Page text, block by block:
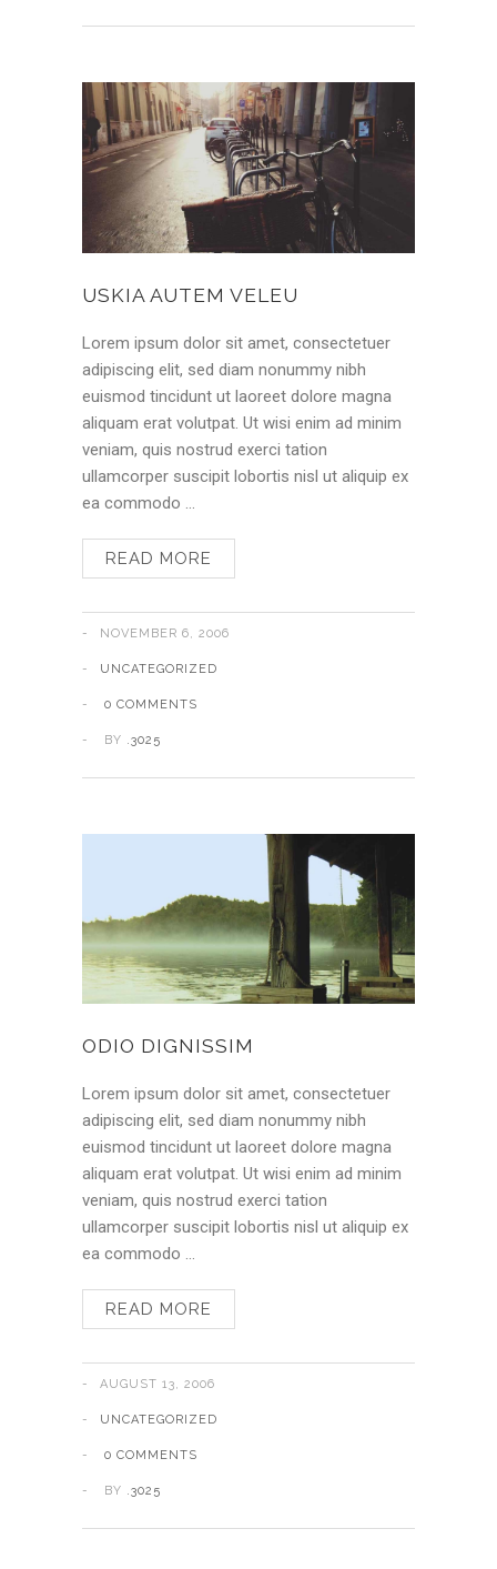
USKIA AUTEM VELEU
Lorem ipsum dolor sit amet, consectetuer
adipiscing elit, sed diam nonummy nibh
euismod tincidunt ut laoreet dolore magna
aliquam erat volutpat. Ut wisi enim ad minim
veniam, quis nostrud exerci tation
ullamcorper suscipit lobortis nisl ut aliquip ex
ea commodo …
READ MORE
NOVEMBER 6, 2006
UNCATEGORIZED
0 COMMENTS
BY .3025
ODIO DIGNISSIM
Lorem ipsum dolor sit amet, consectetuer
adipiscing elit, sed diam nonummy nibh
euismod tincidunt ut laoreet dolore magna
aliquam erat volutpat. Ut wisi enim ad minim
veniam, quis nostrud exerci tation
ullamcorper suscipit lobortis nisl ut aliquip ex
ea commodo …
READ MORE
AUGUST 13, 2006
UNCATEGORIZED
0 COMMENTS
BY .3025